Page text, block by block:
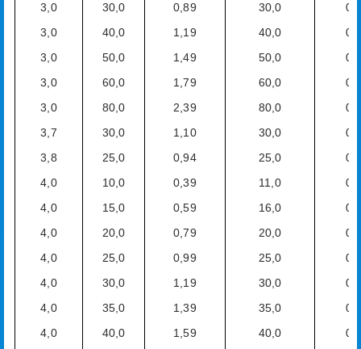
3,0
30,0 0,89 30,0
3,0
40,0 1,19 40,0
3,0
50,0 1,49 50,0
3,0
60,0 1,79 60,0
3,0
80,0 2,39 80,0
3,7
30,0 1,10 30,0
3,8
25,0 0,94 25,0
4,0
10,0 0,39 11,0
4,0
15,0 0,59 16,0
4,0
20,0 0,79 20,0
4,0
25,0 0,99 25,0
4,0
30,0 1,19 30,0
4,0
35,0 1,39 35,0
4,0
40,0 1,59 40,0